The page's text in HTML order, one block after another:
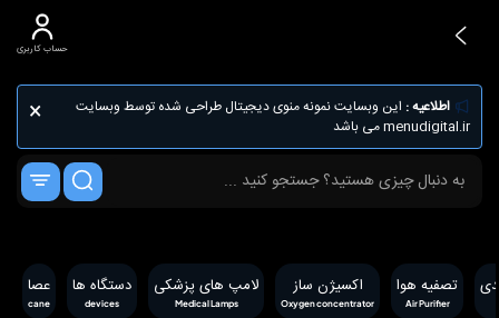
حساب کاربری
× اطلاعیه : این وبسایت نمونه منوی دیجیتال طراحی شده توسط وبسایت
menudigital.ir می باشد
تصفیه هوا
Air Purifier
اکسیژن ساز
Oxygen concentrator
لامپ های پزشکی
Medical Lamps
دستگاه ها
devices
عصا
cane